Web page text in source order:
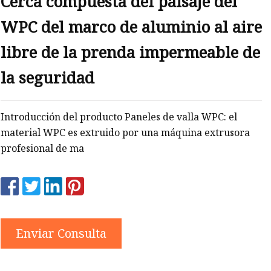
WPC del marco de aluminio al aire
libre de la prenda impermeable de
la seguridad
Introducción del producto Paneles de valla WPC: el
material WPC es extruido por una máquina extrusora
profesional de ma
Enviar Consulta